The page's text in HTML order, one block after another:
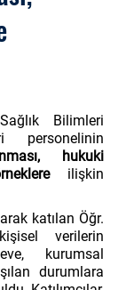
Bilimleri
personelinin
hukuki
ilişkin
katılan Öğr.
verilerin
kurumsal
durumlara